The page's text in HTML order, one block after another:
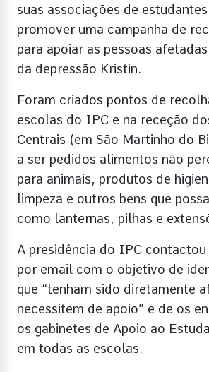
suas associações de
promover uma campanha de
para apoiar as pessoas
da depressão Kristin.
Foram criados pontos de
escolas do IPC e na receção
Centrais (em São Martinho do
a ser pedidos alimentos não
para animais, produtos de
limpeza e outros bens que
como lanternas, pilhas e
A presidência do IPC
por email com o objetivo de
que “tenham sido diretamente
necessitem de apoio” e de os
os gabinetes de Apoio ao
em todas as escolas.